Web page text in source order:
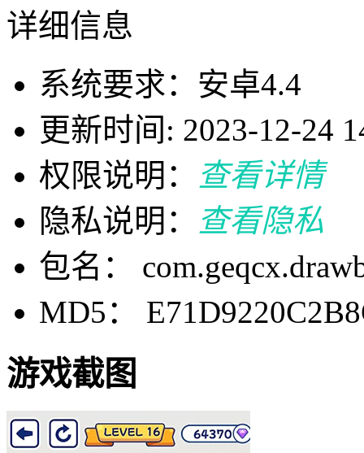
详细信息
系统要求：安卓4.4
更新时间: 2023-12-24
权限说明：
查看详情
隐私说明：
查看隐私
包名：
MD5：
游戏截图